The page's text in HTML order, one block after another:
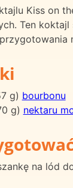
Kiss on
Ten
g) bourbonu
g) nektaru
na lód